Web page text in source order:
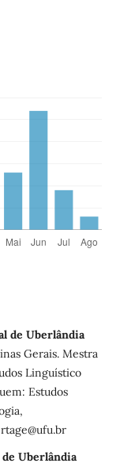
de Uberlândia
Gerais. Mestra
Linguístico
Estudos
Uberlândia